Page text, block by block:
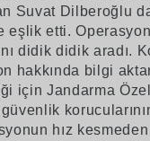
Suvat Dilberoğlu
eşlik etti.
didik didik aradı.
hakkında bilgi
için Jandarma
hız